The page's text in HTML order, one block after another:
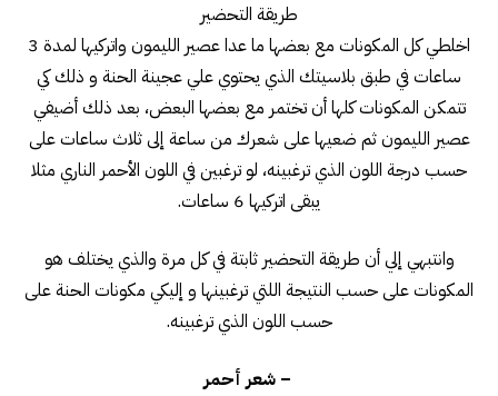
طريقة التحضير
اخلطي كل المكونات مع بعضها ما عدا عصير الليمون واتركيها لمدة 3
ساعات في طبق بلاسيتك الذي يحتوي علي عجينة الحنة و ذلك كي
تتمكن المكونات كلها أن تختمر مع بعضها البعض، بعد ذلك أضيفي
عصير الليمون ثم ضعيها على شعرك من ساعة إلى ثلاث ساعات على
حسب درجة اللون الذي ترغبينه، لو ترغبين في اللون الأحمر الناري مثلا
يبقى اتركيها 6 ساعات.
وانتبهي إلي أن طريقة التحضير ثابتة في كل مرة والذي يختلف هو
المكونات على حسب النتيجة اللتي ترغبينها و إليكي مكونات الحنة على
حسب اللون الذي ترغبينه.
– شعر أحمر